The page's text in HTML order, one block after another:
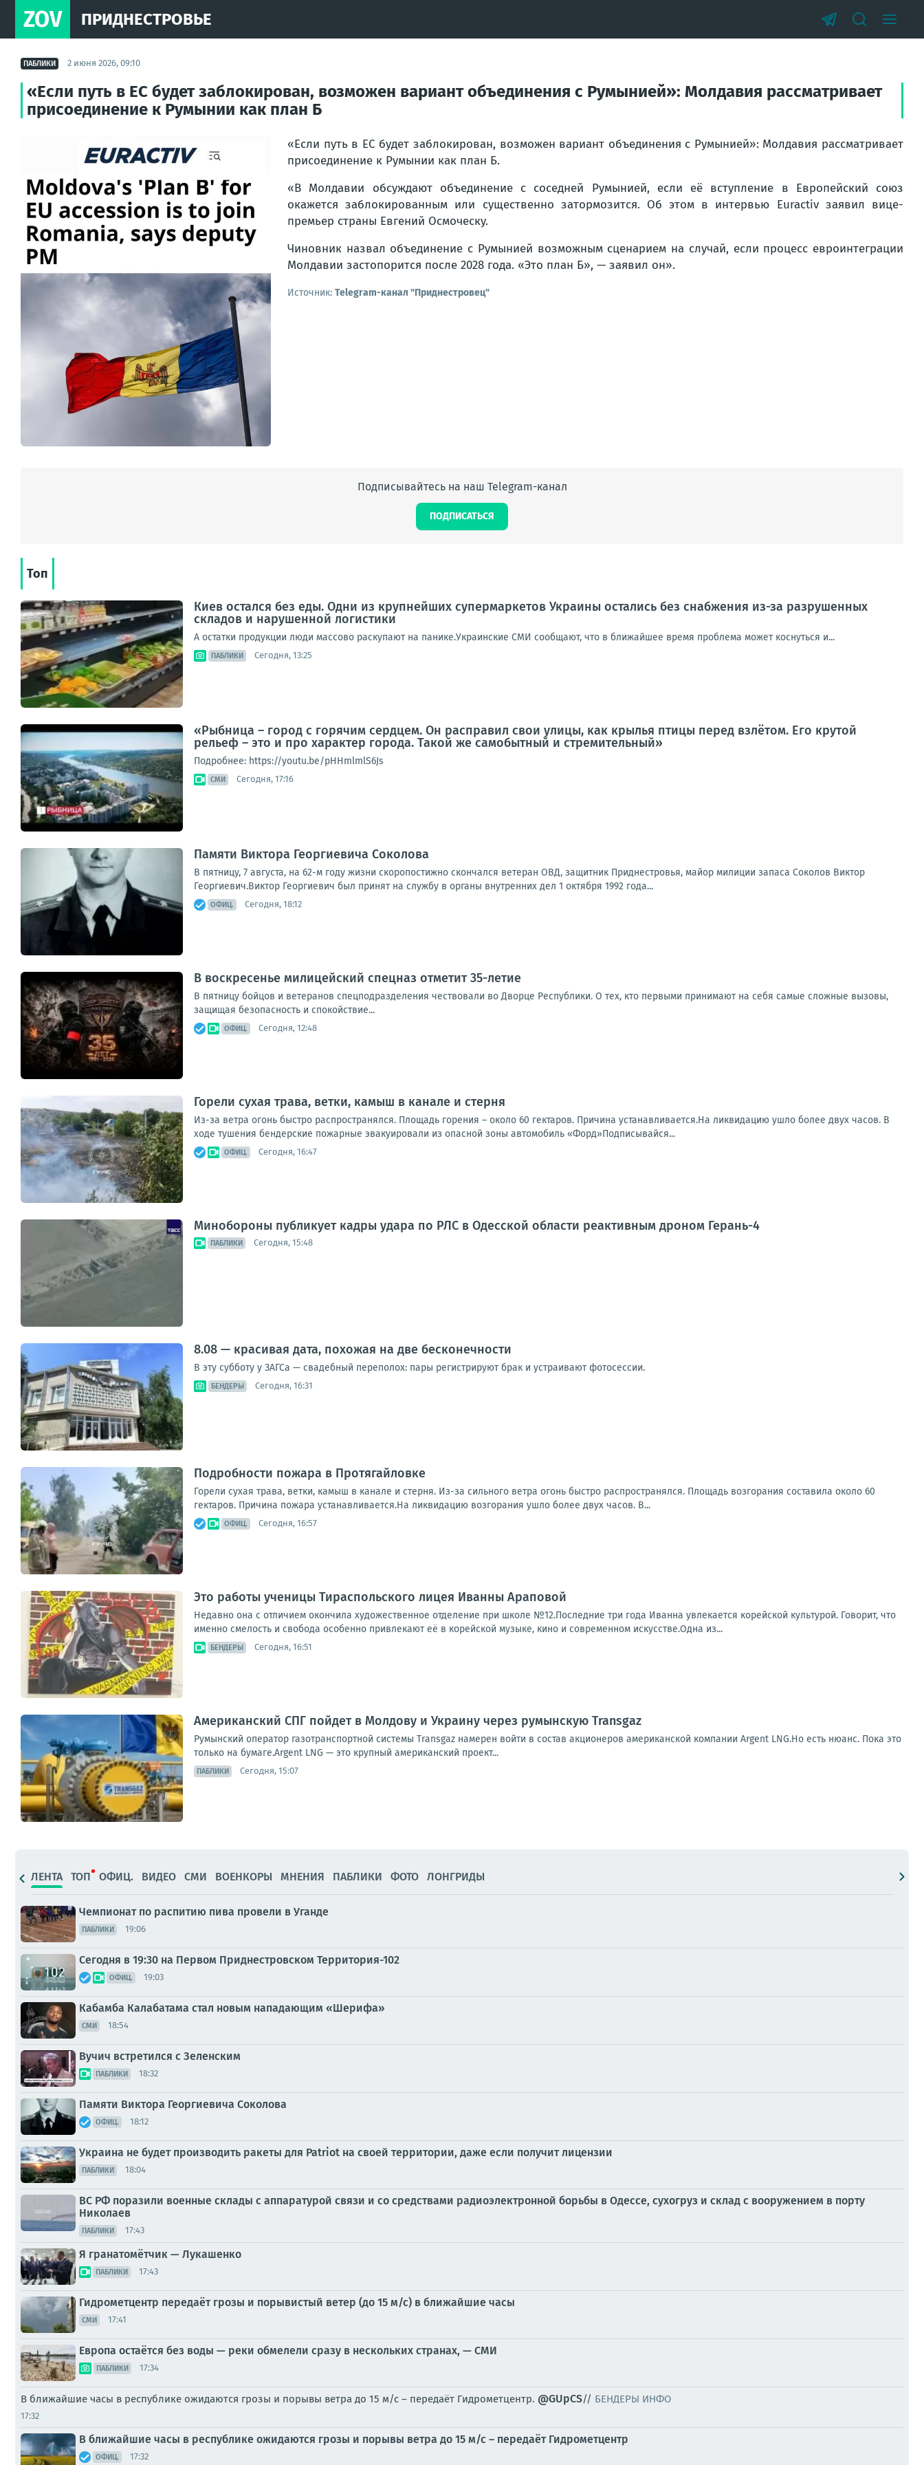
ZOV ПРИДНЕСТРОВЬЕ
ПАБЛИКИ 2 июня 2026, 09:10
«Если путь в ЕС будет заблокирован, возможен вариант объединения с Румынией»: Молдавия рассматривает
присоединение к Румынии как план Б
«Если путь в ЕС будет заблокирован, возможен вариант объединения с Румынией»: Молдавия рассматривает
присоединение к Румынии как план Б.
«В Молдавии обсуждают объединение с соседней Румынией, если её вступление в Европейский союз
окажется заблокированным или существенно затормозится. Об этом в интервью Euractiv заявил вице-
премьер страны Евгений Осмоческу.
Чиновник назвал объединение с Румынией возможным сценарием на случай, если процесс евроинтеграции
Молдавии застопорится после 2028 года. «Это план Б», — заявил он».
Источник: Telegram-канал "Приднестровец"
Подписывайтесь на наш Telegram-канал
ПОДПИСАТЬСЯ
Топ
Киев остался без еды. Одни из крупнейших супермаркетов Украины остались без снабжения из-за разрушенных
складов и нарушенной логистики
А остатки продукции люди массово раскупают на панике.Украинские СМИ сообщают, что в ближайшее время проблема может коснуться и...
ПАБЛИКИ Сегодня, 13:25
«Рыбница – город с горячим сердцем. Он расправил свои улицы, как крылья птицы перед взлётом. Его крутой
рельеф – это и про характер города. Такой же самобытный и стремительный»
Подробнее: https://youtu.be/pHHmlmlS6Js
СМИ Сегодня, 17:16
Памяти Виктора Георгиевича Соколова
В пятницу, 7 августа, на 62-м году жизни скоропостижно скончался ветеран ОВД, защитник Приднестровья, майор милиции запаса Соколов Виктор
Георгиевич.Виктор Георгиевич был принят на службу в органы внутренних дел 1 октября 1992 года...
ОФИЦ. Сегодня, 18:12
В воскресенье милицейский спецназ отметит 35-летие
В пятницу бойцов и ветеранов спецподразделения чествовали во Дворце Республики. О тех, кто первыми принимают на себя самые сложные вызовы,
защищая безопасность и спокойствие...
ОФИЦ. Сегодня, 12:48
Горели сухая трава, ветки, камыш в канале и стерня
Из-за ветра огонь быстро распространялся. Площадь горения – около 60 гектаров. Причина устанавливается.На ликвидацию ушло более двух часов. В
ходе тушения бендерские пожарные эвакуировали из опасной зоны автомобиль «Форд»Подписывайся...
ОФИЦ. Сегодня, 16:47
Минобороны публикует кадры удара по РЛС в Одесской области реактивным дроном Герань-4
ПАБЛИКИ Сегодня, 15:48
8.08 — красивая дата, похожая на две бесконечности
В эту субботу у ЗАГСа — свадебный переполох: пары регистрируют брак и устраивают фотосессии.
БЕНДЕРЫ Сегодня, 16:31
Подробности пожара в Протягайловке
Горели сухая трава, ветки, камыш в канале и стерня. Из-за сильного ветра огонь быстро распространялся. Площадь возгорания составила около 60
гектаров. Причина пожара устанавливается.На ликвидацию возгорания ушло более двух часов. В...
ОФИЦ. Сегодня, 16:57
Это работы ученицы Тираспольского лицея Иванны Араповой
Недавно она с отличием окончила художественное отделение при школе №12.Последние три года Иванна увлекается корейской культурой. Говорит, что
именно смелость и свобода особенно привлекают её в корейской музыке, кино и современном искусстве.Одна из...
БЕНДЕРЫ Сегодня, 16:51
Американский СПГ пойдет в Молдову и Украину через румынскую Transgaz
Румынский оператор газотранспортной системы Transgaz намерен войти в состав акционеров американской компании Argent LNG.Но есть нюанс. Пока это
только на бумаге.Argent LNG — это крупный американский проект...
ПАБЛИКИ Сегодня, 15:07
ЛЕНТА ТОП ОФИЦ. ВИДЕО СМИ ВОЕНКОРЫ МНЕНИЯ ПАБЛИКИ ФОТО ЛОНГРИДЫ
Чемпионат по распитию пива провели в Уганде
ПАБЛИКИ 19:06
Сегодня в 19:30 на Первом Приднестровском Территория-102
ОФИЦ. 19:03
Кабамба Калабатама стал новым нападающим «Шерифа»
СМИ 18:54
Вучич встретился с Зеленским
ПАБЛИКИ 18:32
Памяти Виктора Георгиевича Соколова
ОФИЦ. 18:12
Украина не будет производить ракеты для Patriot на своей территории, даже если получит лицензии
ПАБЛИКИ 18:04
ВС РФ поразили военные склады с аппаратурой связи и со средствами радиоэлектронной борьбы в Одессе, сухогруз и склад с вооружением в порту
Николаев
ПАБЛИКИ 17:43
Я гранатомётчик — Лукашенко
ПАБЛИКИ 17:43
Гидрометцентр передаёт грозы и порывистый ветер (до 15 м/с) в ближайшие часы
СМИ 17:41
Европа остаётся без воды — реки обмелели сразу в нескольких странах, — СМИ
ПАБЛИКИ 17:34
В ближайшие часы в республике ожидаются грозы и порывы ветра до 15 м/с – передаёт Гидрометцентр. @GUpCS// БЕНДЕРЫ ИНФО
17:32
В ближайшие часы в республике ожидаются грозы и порывы ветра до 15 м/с – передаёт Гидрометцентр
ОФИЦ. 17:32